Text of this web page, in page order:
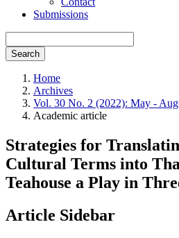
Submissions
Search
Home
Archives
Vol. 30 No. 2 (2022): May -
Academic article
Strategies for
Cultural Terms into
Teahouse a Play in
Article Sidebar